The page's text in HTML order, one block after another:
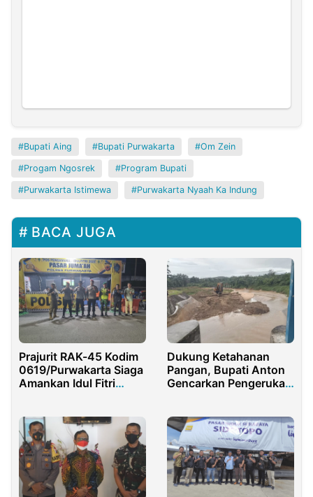
Bupati Aing Bupati Purwakarta Om Zein
Progam Ngosrek Program Bupati
Purwakarta Istimewa Purwakarta Nyaah Ka Indung
BACA JUGA
Prajurit RAK-45 Kodim
0619/Purwakarta Siaga
Amankan Idul Fitri
Dukung Ketahanan
Pangan, Bupati Anton
Gencarkan Pengerukan